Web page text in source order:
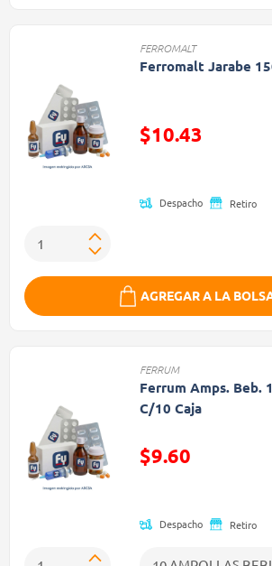
FERROMALT
Ferromalt Jarabe
$10.43
Despacho Retiro
AGREGAR A LA
FERRUM
Ferrum Amps. Beb.
C/10 Caja
$9.60
Despacho Retiro